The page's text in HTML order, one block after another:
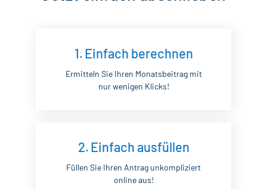
1.Einfach berechnen
Ermitteln Sie Ihren Monatsbeitrag mit
nur wenigen Klicks!
2.Einfach ausfüllen
Füllen Sie Ihren Antrag unkompliziert
online aus!